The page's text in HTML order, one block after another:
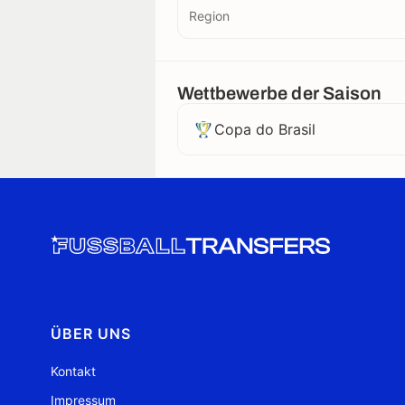
Region
Wettbewerbe der Saison
Copa do Brasil
ÜBER UNS
Kontakt
Impressum